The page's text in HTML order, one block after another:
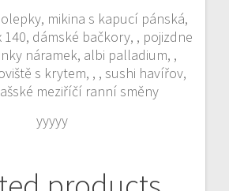
mikina s kapucí pánská,
140, dámské bačkory, , pojizdne
náramek, albi palladium, ,
s krytem, , , sushi havířov,
meziříčí ranní směny
yyyyy